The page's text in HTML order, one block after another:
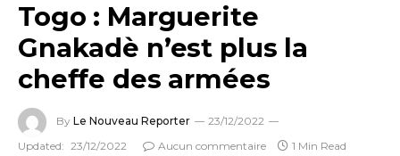
Togo : Marguerite
Gnakadè n’est plus la
cheffe des armées
By Le Nouveau Reporter
23/12/2022
Updated: 23/12/2022 Aucun commentaire 1 Min Read